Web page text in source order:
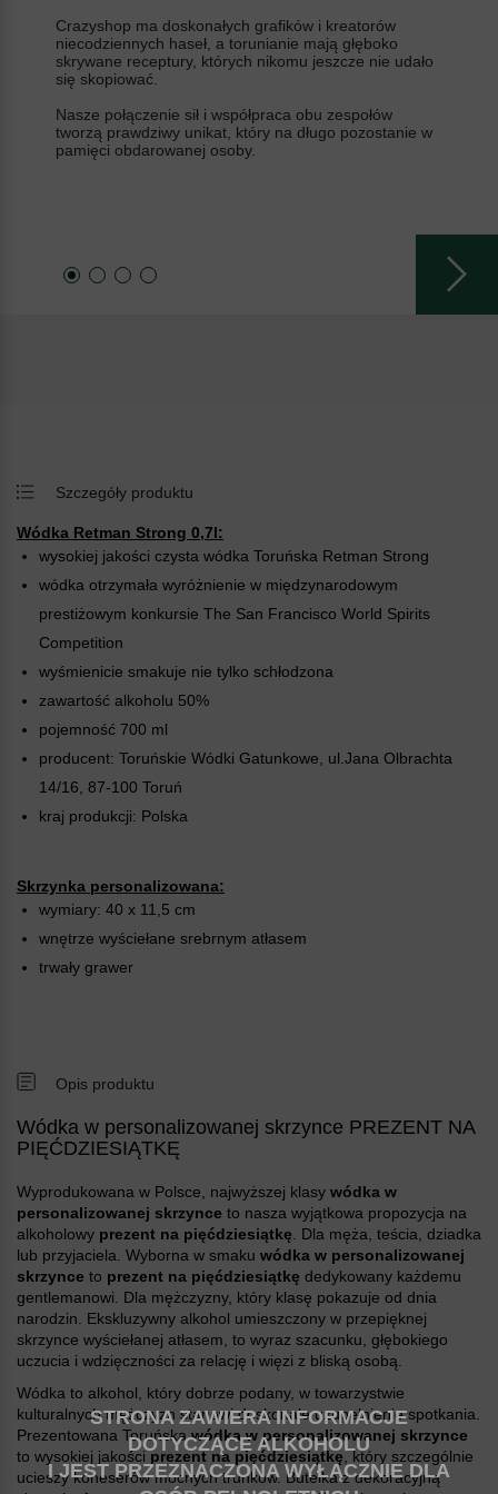
STRONA ZAWIERA INFORMACJE
DOTYCZĄCE ALKOHOLU
I JEST PRZEZNACZONA WYŁĄCZNIE DLA
Crazyshop ma doskonałych grafików i kreatorów
niecodziennych haseł, a torunianie mają głęboko
skrywane receptury, których nikomu jeszcze nie udało
się skopiować.
Nasze połączenie sił i współpraca obu zespołów
tworzą prawdziwy unikat, który na długo pozostanie w
pamięci obdarowanej osoby.
Szczegóły produktu
Wódka Retman Strong 0,7l:
wysokiej jakości czysta wódka Toruńska Retman Strong
wódka otrzymała wyróżnienie w międzynarodowym
prestiżowym konkursie The San Francisco World Spirits
Competition
wyśmienicie smakuje nie tylko schłodzona
zawartość alkoholu 50%
pojemność 700 ml
producent: Toruńskie Wódki Gatunkowe, ul.Jana Olbrachta
14/16, 87-100 Toruń
kraj produkcji: Polska
Skrzynka personalizowana:
wymiary: 40 x 11,5 cm
wnętrze wyściełane srebrnym atłasem
trwały grawer
Opis produktu
Wódka w personalizowanej skrzynce PREZENT NA
PIĘĆDZIESIĄTKĘ
Wyprodukowana w Polsce, najwyższej klasy wódka w
personalizowanej skrzynce to nasza wyjątkowa propozycja na
alkoholowy prezent na pięćdziesiątkę . Dla męża, teścia, dziadka
lub przyjaciela. Wyborna w smaku wódka w personalizowanej
skrzynce to prezent na pięćdziesiątkę dedykowany każdemu
gentlemanowi. Dla mężczyzny, który klasę pokazuje od dnia
narodzin. Ekskluzywny alkohol umieszczony w przepięknej
skrzynce wyściełanej atłasem, to wyraz szacunku, głębokiego
uczucia i wdzięczności za relację i więzi z bliską osobą.
Wódka to alkohol, który dobrze podany, w towarzystwie
kulturalnych mężczyzn stanowi doskonałe uzupełnienie spotkania.
Prezentowana Toruńskawódka w personalizowanej skrzynce
to wysokiej jakościprezent na pięćdziesiątkę, który szczególnie
ucieszy koneserów mocnych trunków. Butelka z dekoracyjną